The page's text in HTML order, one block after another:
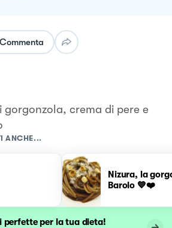
Commenta
crema di pere e
ANCHE...
Nizura, la
Barolo 💙❤️
perfette per la tua dieta!